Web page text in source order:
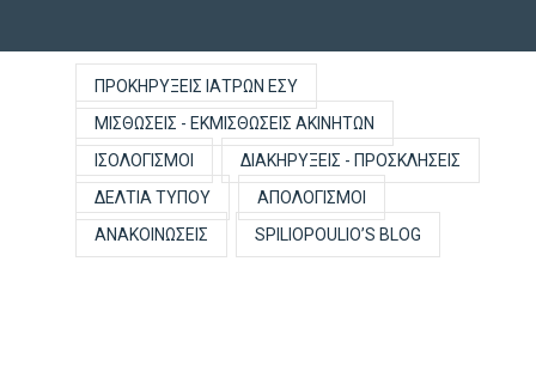
ΠΡΟΚΗΡΎΞΕΙΣ ΙΑΤΡΏΝ ΕΣΥ
ΜΙΣΘΏΣΕΙΣ - ΕΚΜΙΣΘΏΣΕΙΣ ΑΚΙΝΉΤΩΝ
ΙΣΟΛΟΓΙΣΜΟΊ
ΔΙΑΚΗΡΎΞΕΙΣ - ΠΡΟΣΚΛΉΣΕΙΣ
ΔΕΛΤΊΑ ΤΎΠΟΥ
ΑΠΟΛΟΓΙΣΜΟΊ
ΑΝΑΚΟΙΝΏΣΕΙΣ
SPILIOPOULIO’S BLOG